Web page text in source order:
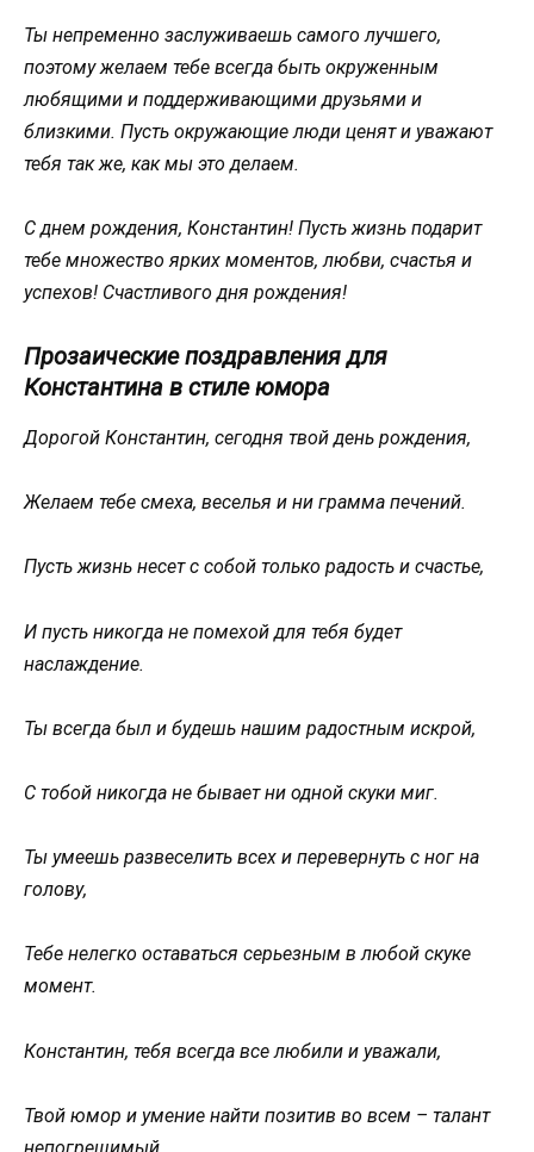
Ты непременно заслуживаешь самого лучшего,
поэтому желаем тебе всегда быть окруженным
любящими и поддерживающими друзьями и
близкими. Пусть окружающие люди ценят и уважают
тебя так же, как мы это делаем.
С днем рождения, Константин! Пусть жизнь подарит
тебе множество ярких моментов, любви, счастья и
успехов! Счастливого дня рождения!
Прозаические поздравления для
Константина в стиле юмора
Дорогой Константин, сегодня твой день рождения,
Желаем тебе смеха, веселья и ни грамма печений.
Пусть жизнь несет с собой только радость и счастье,
И пусть никогда не помехой для тебя будет
наслаждение.
Ты всегда был и будешь нашим радостным искрой,
С тобой никогда не бывает ни одной скуки миг.
Ты умеешь развеселить всех и перевернуть с ног на
голову,
Тебе нелегко оставаться серьезным в любой скуке
момент.
Константин, тебя всегда все любили и уважали,
Твой юмор и умение найти позитив во всем – талант